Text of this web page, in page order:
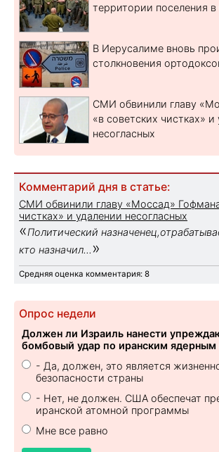
территории поселения
В Иерусалиме вновь
столкновения
СМИ обвинили главу
«в советских чистках» и
несогласных
Комментарий дня в статье:
СМИ обвинили главу «Моссад»
чистках» и удалении несогласных
«Политический
кто назначил... »
Средняя оценка комментария: 8
Опрос недели
Должен ли Израиль нанести
бомбовый удар по иранским ядерным
- Да, должен, это является
безопасности страны
- Нет, не должен. США обеспечат
иранской атомной программы
Мне все равно